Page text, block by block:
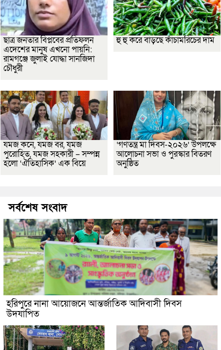
ছাত্র জনতার বিপ্লবের প্রতিফলন
এদেশের মানুষ এখনো পায়নি:
রামগঞ্জে জুলাই যোদ্ধা সানজিদা
চৌধুরী
হু হু করে বাড়ছে কাঁচামরিচের দাম
যমজ কনে, যমজ বর, যমজ
পুরোহিত, যমজ সহকারী – সম্পন্ন
হলো ‘ঐতিহাসিক’ এক বিয়ে
‘গণতন্ত্র মা দিবস-২০২৬’ উপলক্ষে
আলোচনা সভা ও পুরস্কার বিতরণ
অনুষ্ঠিত
সর্বশেষ সংবাদ
হরিপুরে নানা আয়োজনে আন্তর্জাতিক আদিবাসী দিবস
উদযাপিত